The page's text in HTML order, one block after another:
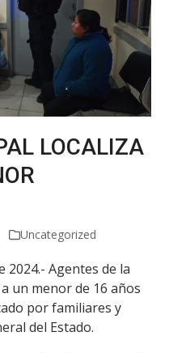
LOCALIZA
Uncategorized
2024.- Agentes de la
un menor de 16 años
por familiares y
del Estado.